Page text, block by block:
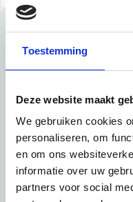
Toestemming
Deze website maakt
We gebruiken cookies
personaliseren, om
en om ons
informatie over uw
partners voor social
Tips
Tip 1:
Schrijf een duidelijke
informatie mee:
Ben je student,